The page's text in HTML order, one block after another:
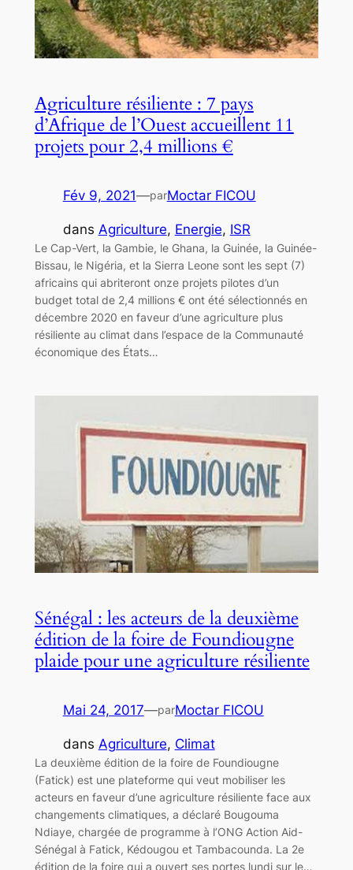
Agriculture résiliente : 7 pays
d’Afrique de l’Ouest accueillent 11
projets pour 2,4 millions €
Fév 9, 2021—parMoctar FICOU
dans Agriculture, Energie, ISR
Le Cap-Vert, la Gambie, le Ghana, la Guinée, la Guinée-
Bissau, le Nigéria, et la Sierra Leone sont les sept (7)
africains qui abriteront onze projets pilotes d’un
budget total de 2,4 millions € ont été sélectionnés en
décembre 2020 en faveur d’une agriculture plus
résiliente au climat dans l’espace de la Communauté
économique des États…
Sénégal : les acteurs de la deuxième
édition de la foire de Foundiougne
plaide pour une agriculture résiliente
Mai 24, 2017—parMoctar FICOU
dans Agriculture, Climat
La deuxième édition de la foire de Foundiougne
(Fatick) est une plateforme qui veut mobiliser les
acteurs en faveur d’une agriculture résiliente face aux
changements climatiques, a déclaré Bougouma
Ndiaye, chargée de programme à l’ONG Action Aid-
Sénégal à Fatick, Kédougou et Tambacounda. La 2e
édition de la foire qui a ouvert ses portes lundi sur le…